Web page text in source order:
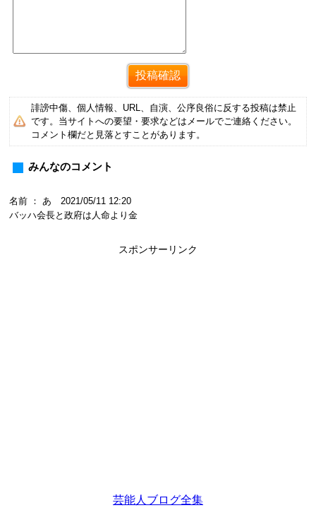
誹謗中傷、個人情報、URL、自演、公序良俗に反する投稿は禁止
です。当サイトへの要望・要求などはメールでご連絡ください。
コメント欄だと見落とすことがあります。
みんなのコメント
名前 ： あ 2021/05/11 12:20
バッハ会長と政府は人命より金
スポンサーリンク
芸能人ブログ全集